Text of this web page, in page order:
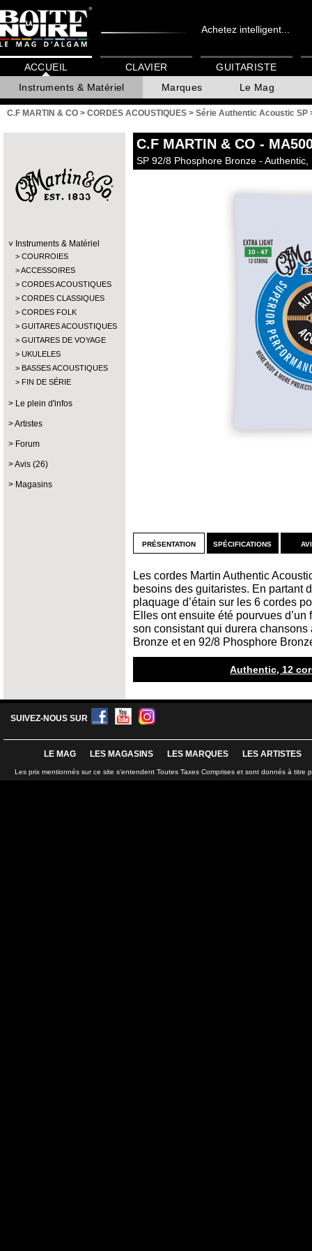
Achetez intelligent...
ACCUEIL
Instruments & Matériel
Marques Le Mag
CLAVIER GUITARISTE
C.F MARTIN & CO > CORDES ACOUSTIQUES > Série Authentic Acoustic SP
Instruments & Matériel
COURROIES
ACCESSOIRES
CORDES ACOUSTIQUES
CORDES CLASSIQUES
CORDES FOLK
GUITARES ACOUSTIQUES
GUITARES DE VOYAGE
UKULELES
BASSES ACOUSTIQUES
FIN DE SÉRIE
Le plein d'infos
Artistes
Forum
Avis (26)
Magasins
C.F MARTIN & CO -
SP 92/8 Phosphore Bronze -
présentation
Les cordes Martin Authentic
besoins des guitaristes. En partant
plaquage d’étain sur les 6 cordes
Elles ont ensuite été pourvues
son consistant qui durera
Bronze et en 92/8 Phosphore
spécifications
Authentic, 12
SUIVEZ-NOUS SUR
LE MAG LES MAGASINS LES MARQUES LES ARTISTES
Les prix mentionnés sur ce site s'entendent Toutes Taxes Comprises et sont donnés à